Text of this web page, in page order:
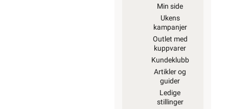
Min side
Ukens
kampanjer
Outlet med
kuppvarer
Kundeklubb
Artikler og
guider
Ledige
stillinger